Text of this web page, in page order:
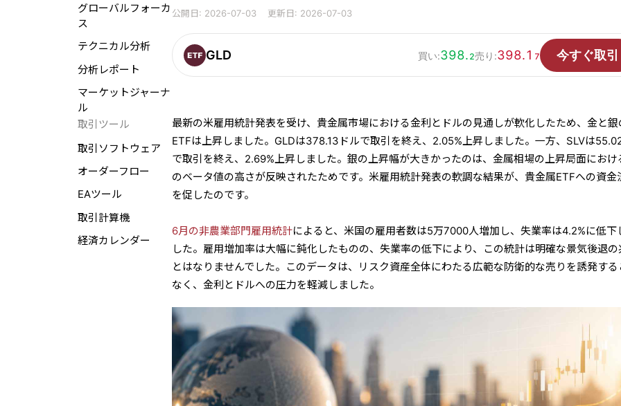
グローバルフォーカ
ス
テクニカル分析
分析レポート
マーケットジャーナ
ル
取引ツール
取引ソフトウェア
オーダーフロー
EAツール
取引計算機
経済カレンダー
公開日: 2026-07-03
更新日: 2026-07-03
GLD 買い:398. 2売り:398.1 7 今すぐ取引
最新の米雇用統計発表を受け、貴金属市場における金利とドルの見通しが軟化したため、金と銀
ETFは上昇しました。GLDは378.13ドルで取引を終え、2.05%上昇しました。一方、SLVは
で取引を終え、2.69%上昇しました。銀の上昇幅が大きかったのは、金属相場の上昇局面におけ
のベータ値の高さが反映されたためです。米雇用統計発表の軟調な結果が、貴金属ETFへの資金
を促したのです。
6月の非農業部門雇用統計によると、米国の雇用者数は5万7000人増加し、失業率は4.2%に低下
した。雇用増加率は大幅に鈍化したものの、失業率の低下により、この統計は明確な景気後退の
とはなりませんでした。このデータは、リスク資産全体にわたる広範な防衛的な売りを誘発する
なく、金利とドルへの圧力を軽減しました。